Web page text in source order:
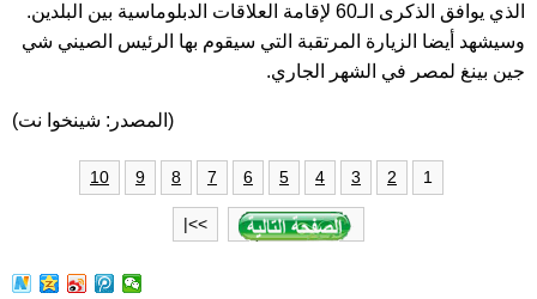
الذي يوافق الذكرى الـ60 لإقامة العلاقات الدبلوماسية بين البلدين.
وسيشهد أيضا الزيارة المرتقبة التي سيقوم بها الرئيس الصيني شي
جين بينغ لمصر في الشهر الجاري.
(المصدر: شينخوا نت)
1
2
3
4
5
6
7
8
9
10
>>|